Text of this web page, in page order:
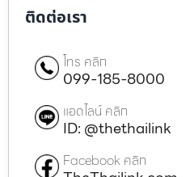
ติดต่อเรา
โทร คลิก
099-185-8000
แอดไลน์ คลิก
ID: @thethailink
Facebook คลิก